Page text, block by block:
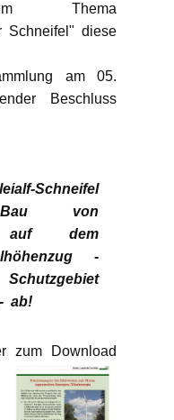
Thema
Schneifel" diese
am 05.
Beschluss
Schneifel
von
auf dem
-
ab!
zum Download